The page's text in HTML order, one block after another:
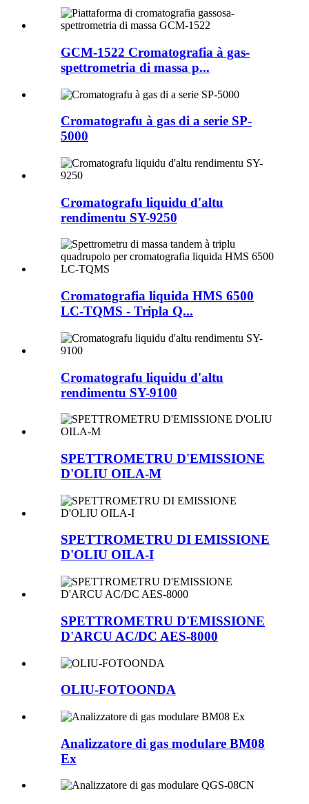
GCM-1522 Cromatografia à gas-
spettrometria di massa p...
Cromatografu à gas di a serie SP-
5000
Cromatografu liquidu d'altu
rendimentu SY-9250
Cromatografia liquida HMS 6500
LC-TQMS - Tripla Q...
Cromatografu liquidu d'altu
rendimentu SY-9100
SPETTROMETRU D'EMISSIONE
D'OLIU OILA-M
SPETTROMETRU DI EMISSIONE
D'OLIU OILA-I
SPETTROMETRU D'EMISSIONE
D'ARCU AC/DC AES-8000
OLIU-FOTOONDA
Analizzatore di gas modulare BM08
Ex